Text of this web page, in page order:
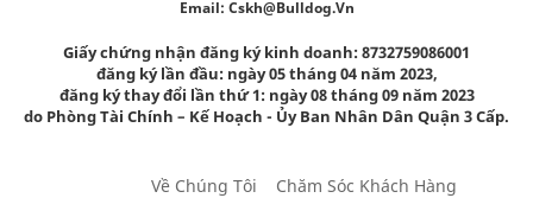
Email: Cskh@bulldog.vn
Giấy chứng nhận đăng ký kinh doanh: 8732759086001
đăng ký lần đầu: ngày 05 tháng 04 năm 2023,
đăng ký thay đổi lần thứ 1: ngày 08 tháng 09 năm 2023
do Phòng Tài Chính – Kế Hoạch - Ủy Ban Nhân Dân Quận 3 Cấp.
Về Chúng Tôi Chăm Sóc Khách Hàng